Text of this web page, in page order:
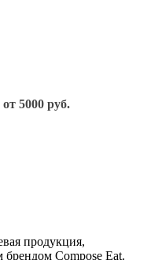
5000 руб.
продукция,
брендом Compose Eat.